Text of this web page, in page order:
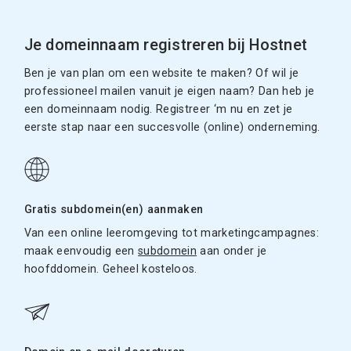
Je domeinnaam registreren bij Hostnet
Ben je van plan om een website te maken? Of wil je
professioneel mailen vanuit je eigen naam? Dan heb je
een domeinnaam nodig. Registreer ‘m nu en zet je
eerste stap naar een succesvolle (online) onderneming.
Gratis subdomein(en) aanmaken
Van een online leeromgeving tot marketingcampagnes:
maak eenvoudig eensubdomein aan onder je
hoofddomein. Geheel kosteloos.